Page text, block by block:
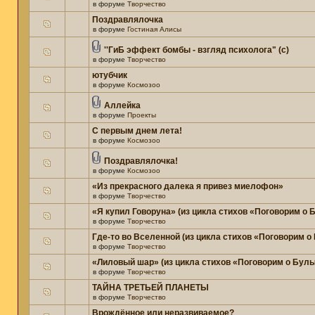
в форуме Творчество
Поздравлялочка
в форуме Гостиная Алисы
''ГиБ эффект бомбы - взгляд психолога" (c)
в форуме Творчество
ютубчик
в форуме Космозоо
Аллейка
в форуме Проекты
С первым днем лета!
в форуме Космозоо
Поздравлялочка!
в форуме Космозоо
«Из прекрасного далека я привез миелофон»
в форуме Творчество
«Я купил Говоруна» (из цикла стихов «Поговорим о
в форуме Творчество
Где-то во Вселенной (из цикла стихов «Поговорим
в форуме Творчество
«Лиловый шар» (из цикла стихов «Поговорим о
в форуме Творчество
ТАЙНА ТРЕТЬЕЙ ПЛАНЕТЫ
в форуме Творчество
Врождённое или неразвиваемое?